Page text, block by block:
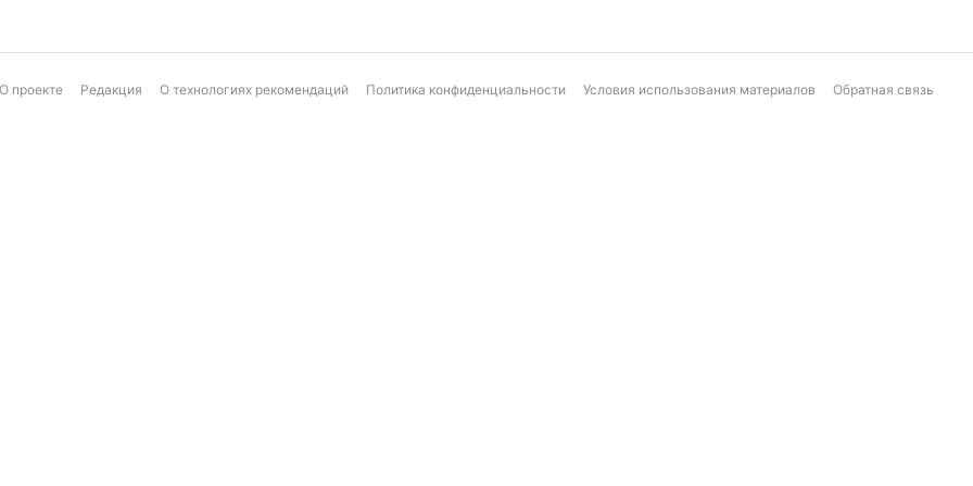
О проекте Редакция О технологиях рекомендаций Политика конфиденциальности Условия использования материалов Обратная связь